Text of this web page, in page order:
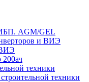
AGM/GEL
и ВИЭ
200ач
техники
техники